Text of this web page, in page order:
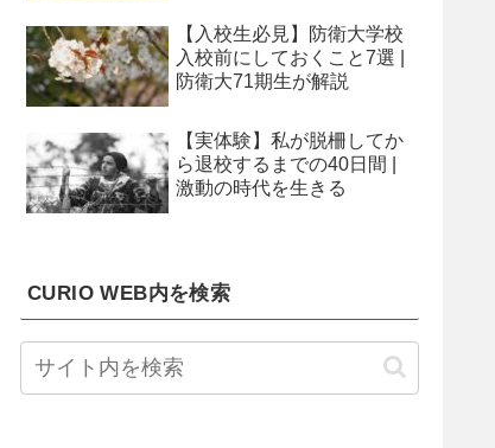
【入校生必見】防衛大学校
入校前にしておくこと7選 |
防衛大71期生が解説
【実体験】私が脱柵してか
ら退校するまでの40日間 |
激動の時代を生きる
CURIO WEB内を検索